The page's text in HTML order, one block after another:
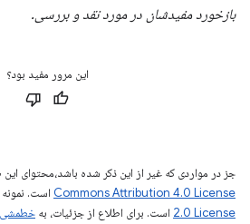
بازخورد مفیدشان در مورد نقد و بررسی.
این مرور مفید بود؟
جز در مواردی که غیر از این ذکر شده باشد،‌محتوای
Commons Attribution 4.0 License است. نمونه
2.0 License است. برای اطلاع از جزئیات، به